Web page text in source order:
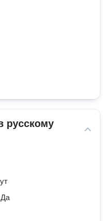
русскому
Да